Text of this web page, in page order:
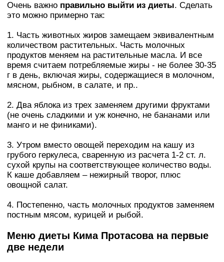
Очень важно правильно выйти из диеты. Сделать
это можно примерно так:
1. Часть животных жиров замещаем эквивалентным
количеством растительных. Часть молочных
продуктов меняем на растительные масла. И все
время считаем потребляемые жиры - не более 30-35
г в день, включая жиры, содержащиеся в молочном,
мясном, рыбном, в салате, и пр..
2. Два яблока из трех заменяем другими фруктами
(не очень сладкими и уж конечно, не бананами или
манго и не финиками).
3. Утром вместо овощей переходим на кашу из
грубого геркулеса, сваренную из расчета 1-2 ст. л.
сухой крупы на соответствующее количество воды.
К каше добавляем – нежирный творог, плюс
овощной салат.
4. Постепенно, часть молочных продуктов заменяем
постным мясом, курицей и рыбой.
Меню диеты Кима Протасова на первые
две недели